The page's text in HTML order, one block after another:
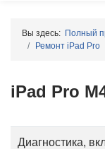
Вы здесь: Полный
Ремонт iPad Pro
iPad Pro
Диагностика,